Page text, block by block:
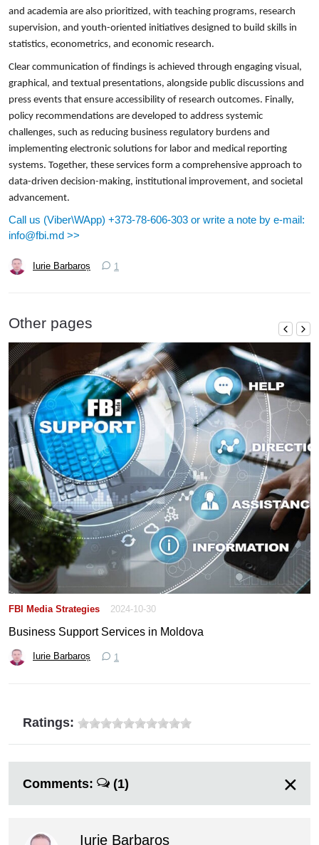
and academia are also prioritized, with teaching programs, research
supervision, and youth-oriented initiatives designed to build skills in
statistics, econometrics, and economic research.
Clear communication of findings is achieved through engaging visual,
graphical, and textual presentations, alongside public discussions and
press events that ensure accessibility of research outcomes. Finally,
policy recommendations are developed to address systemic
challenges, such as reducing business regulatory burdens and
implementing electronic solutions for labor and medical reporting
systems. Together, these services form a comprehensive approach to
data-driven decision-making, institutional improvement, and societal
advancement.
Call us (Viber\WApp) +373-78-606-303 or write a note by e-mail:
info@fbi.md >>
Iurie Barbaroș 1
Other pages
FBI Media Strategies 2024-10-30
Business Support Services in Moldova
Iurie Barbaroș 1
Ratings:
Comments: (1)
Iurie Barbaroș